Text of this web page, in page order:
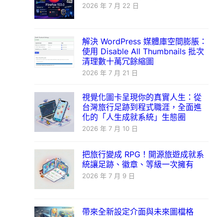
2026 年 7 月 22 日
解決 WordPress 媒體庫空間膨脹：
使用 Disable All Thumbnails 批次
清理數十萬冗餘縮圖
2026 年 7 月 21 日
視覺化圖卡呈現你的真實人生：從
台灣旅行足跡到程式職涯，全面進
化的「人生成就系統」生態圈
2026 年 7 月 10 日
把旅行變成 RPG！開源旅遊成就系
統讓足跡、徽章、等級一次擁有
2026 年 7 月 9 日
帶來全新設定介面與未來圖檔格